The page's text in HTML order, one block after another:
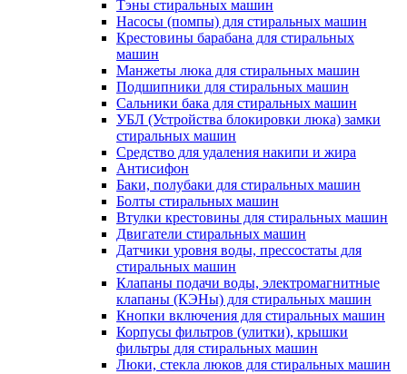
Тэны стиральных машин
Насосы (помпы) для стиральных машин
Крестовины барабана для стиральных
машин
Манжеты люка для стиральных машин
Подшипники для стиральных машин
Сальники бака для стиральных машин
УБЛ (Устройства блокировки люка) замки
стиральных машин
Средство для удаления накипи и жира
Антисифон
Баки, полубаки для стиральных машин
Болты стиральных машин
Втулки крестовины для стиральных машин
Двигатели стиральных машин
Датчики уровня воды, прессостаты для
стиральных машин
Клапаны подачи воды, электромагнитные
клапаны (КЭНы) для стиральных машин
Кнопки включения для стиральных машин
Корпусы фильтров (улитки), крышки
фильтры для стиральных машин
Люки, стекла люков для стиральных машин